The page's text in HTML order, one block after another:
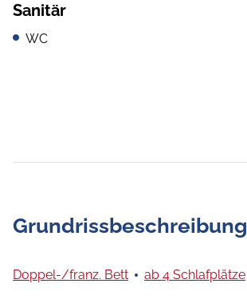
Sanitär
WC
Grundrissbeschreibung
Doppel-/franz. Bett ab 4 Schlafplätze